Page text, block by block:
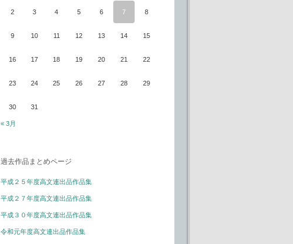
2 3 4 5 6 7 8
9 10 11 12 13 14 15
16 17 18 19 20 21 22
23 24 25 26 27 28 29
30 31
« 3月
過去作品まとめページ
平成２５年度高文連出品作品集
平成２７年度高文連出品作品集
平成３０年度高文連出品作品集
令和元年度高文連出品作品集